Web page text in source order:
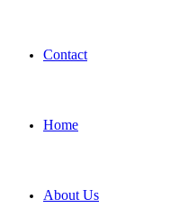
Contact
Home
About Us